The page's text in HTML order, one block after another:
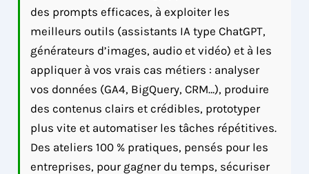
des prompts efficaces, à exploiter les
meilleurs outils (assistants IA type ChatGPT,
générateurs d’images, audio et vidéo) et à les
appliquer à vos vrais cas métiers : analyser
vos données (GA4, BigQuery, CRM…), produire
des contenus clairs et crédibles, prototyper
plus vite et automatiser les tâches répétitives.
Des ateliers 100 % pratiques, pensés pour les
entreprises, pour gagner du temps, sécuriser